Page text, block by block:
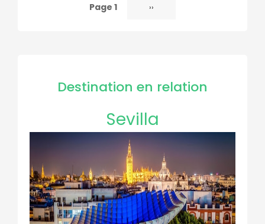
Page 1 Page
››
Destination en relation
Sevilla